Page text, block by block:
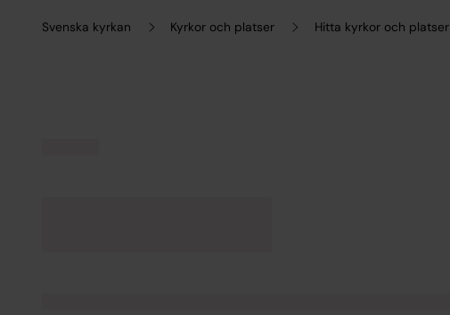
Svenska kyrkan Kyrkor och platser Hitta kyrkor och platser